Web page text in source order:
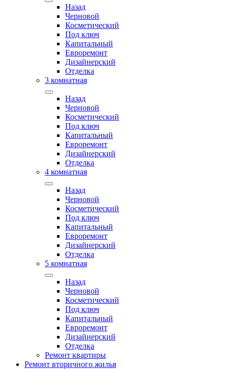
Назад
Черновой
Косметический
Под ключ
Капитальный
Евроремонт
Дизайнерский
Отделка
3 комнатная
Назад
Черновой
Косметический
Под ключ
Капитальный
Евроремонт
Дизайнерский
Отделка
4 комнатная
Назад
Черновой
Косметический
Под ключ
Капитальный
Евроремонт
Дизайнерский
Отделка
5 комнатная
Назад
Черновой
Косметический
Под ключ
Капитальный
Евроремонт
Дизайнерский
Отделка
Ремонт квартиры
Ремонт вторичного жилья